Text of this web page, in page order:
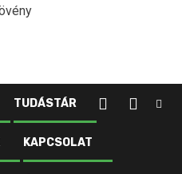
TUDÁSTÁR
KAPCSOLAT